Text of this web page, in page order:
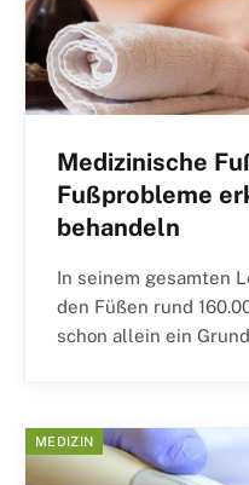
Medizinische
Fußprobleme
behandeln
In seinem gesamten
den Füßen rund
schon allein ein
MEDIZIN